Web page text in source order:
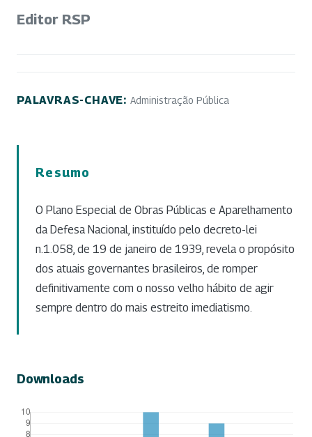
Editor RSP
PALAVRAS-CHAVE: Administração Pública
Resumo
O Plano Especial de Obras Públicas e Aparelhamento
da Defesa Nacional, instituído pelo decreto-lei
n.1.058, de 19 de janeiro de 1939, revela o propósito
dos atuais governantes brasileiros, de romper
definitivamente com o nosso velho hábito de agir
sempre dentro do mais estreito imediatismo.
Downloads